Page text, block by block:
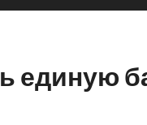
единую